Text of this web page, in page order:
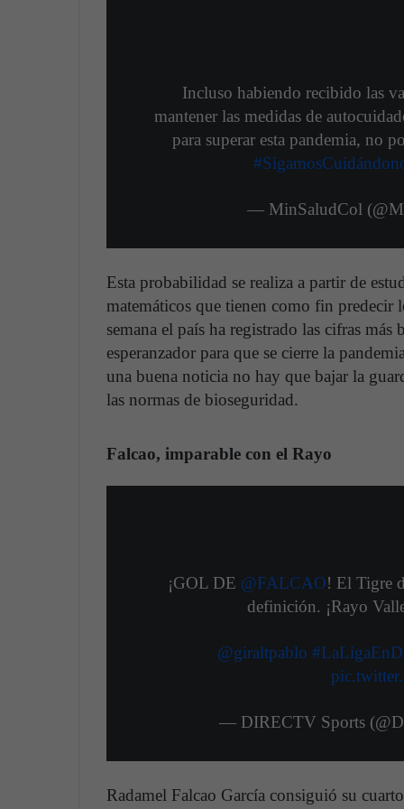
Incluso habiendo recibido las
mantener las medidas de
para superar esta pandemia, no
— MinSaludCol
Esta probabilidad se realiza a partir de
matemáticos que tienen como fin predecir
semana el país ha registrado las cifras
esperanzador para que se cierre la
una buena noticia no hay que bajar la
las normas de bioseguridad.
Falcao, imparable con el Rayo
¡GOL DE @FALCAO! El Tigre
definición. ¡Rayo
@giraltpablo
— DIRECTV Sports
Radamel Falcao García consiguió su